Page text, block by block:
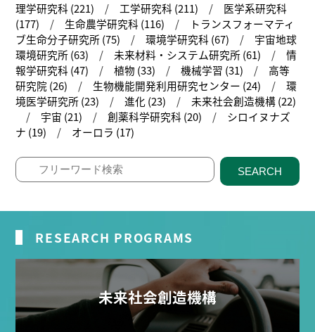
理学研究科 (221) 工学研究科 (211)
医学系研究科
(177)
生命農学研究科 (116)
トランスフォーマティ
ブ生命分子研究所 (75)
環境学研究科 (67)
宇宙地球
環境研究所 (63)
未来材料・システム研究所 (61)
情
報学研究科 (47)
植物 (33) 機械学習 (31)
高等
研究院 (26)
生物機能開発利用研究センター (24)
環
境医学研究所 (23)
進化 (23)
未来社会創造機構 (22)
宇宙 (21)
創薬科学研究科 (20)
シロイヌナズ
ナ (19)
オーロラ (17)
SEARCH
RESEARCH PROGRAMS
未来社会創造機構